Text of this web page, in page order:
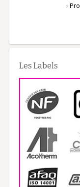
›
Les Labels